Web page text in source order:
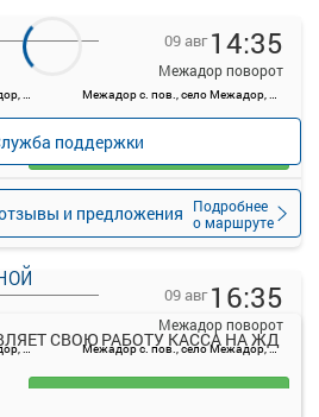
Межадор с. (заезд), село Межадор, Россия
09 авг 14:35
Межадор поворот
Межадор с. пов., село Межадор, Россия
Подробнее
о маршруте
Загрузить цену
Межадор с. (заезд), село Межадор, Россия
09 авг 16:35
Межадор поворот
Межадор с. пов., село Межадор, Россия
поддержки
и предложения
СВОЮ РАБОТУ КАССА НА ЖД